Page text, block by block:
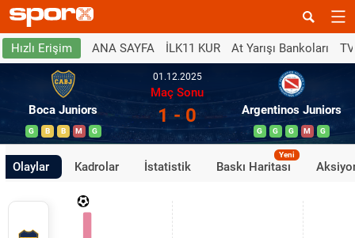
Hızlı Erişim ANA SAYFA İLK11 KUR At Yarışı Bankoları
Boca Juniors
G B B M G
01.12.2025
Maç Sonu
1 - 0 Argentinos Juniors
G G G M G
Olaylar Kadrolar İstatistik Baskı Haritası
Yeni